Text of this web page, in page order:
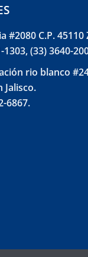
#2080 C.P. 45110
1303, (33) 3640-
rio blanco
Jalisco.
6867.